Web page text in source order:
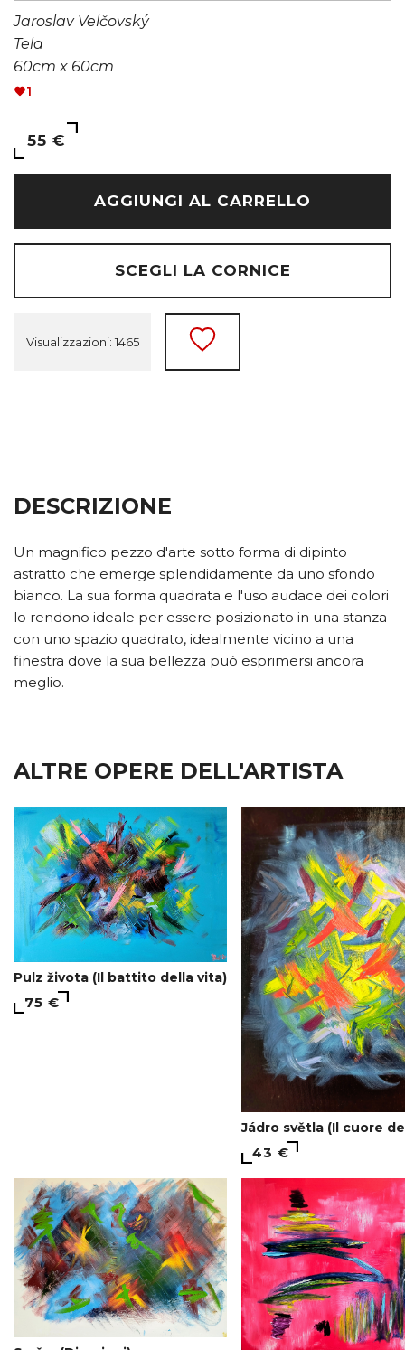
Jaroslav Velčovský
Tela
60cm x 60cm
1
55 €
AGGIUNGI AL CARRELLO
SCEGLI LA CORNICE
Visualizzazioni: 1465
DESCRIZIONE
Un magnifico pezzo d'arte sotto forma di dipinto
astratto che emerge splendidamente da uno sfondo
bianco. La sua forma quadrata e l'uso audace dei colori
lo rendono ideale per essere posizionato in una stanza
con uno spazio quadrato, idealmente vicino a una
finestra dove la sua bellezza può esprimersi ancora
meglio.
ALTRE OPERE DELL'ARTISTA
Pulz života (Il battito della vita)
75 €
Jádro světla (Il cuore
43 €